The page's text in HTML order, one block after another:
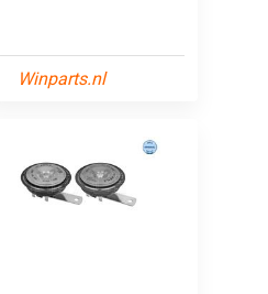
Winparts.nl